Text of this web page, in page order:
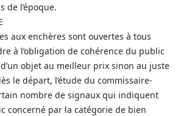
de l’époque.
aux enchères sont ouvertes à tous
à l’obligation de cohérence du public
objet au meilleur prix sinon au juste
le départ, l’étude du commissaire-
nombre de signaux qui indiquent
concerné par la catégorie de bien